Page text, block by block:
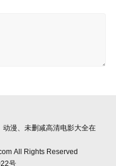
漫、未删减高清电影大全在
All Rights Reserved
号